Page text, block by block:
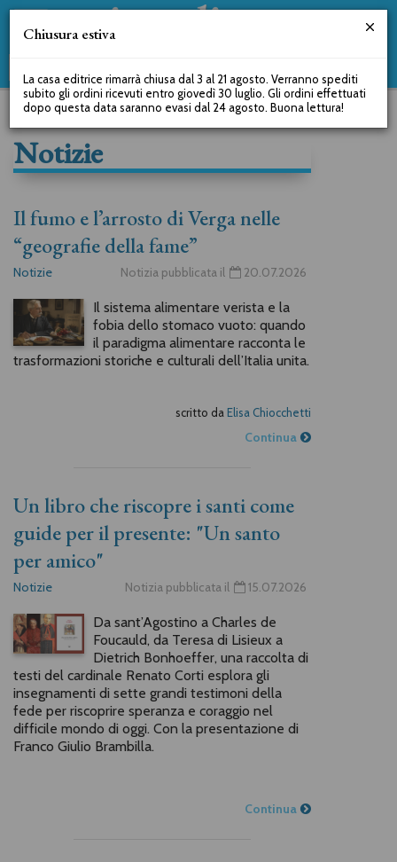
Notizie
Il fumo e l’arrosto di Verga nelle
“geografie della fame”
Notizie Notizia pubblicata il 20.07.2026
Il sistema alimentare verista e la
fobia dello stomaco vuoto: quando
il paradigma alimentare racconta le
trasformazioni storiche e culturali dell’Italia unita.
scritto da Elisa Chiocchetti
Continua
Un libro che riscopre i santi come
guide per il presente: "Un santo
per amico"
Notizie Notizia pubblicata il 15.07.2026
Da sant’Agostino a Charles de
Foucauld, da Teresa di Lisieux a
Dietrich Bonhoeffer, una raccolta di
testi del cardinale Renato Corti esplora gli
insegnamenti di sette grandi testimoni della
fede per riscoprire speranza e coraggio nel
difficile mondo di oggi. Con la presentazione di
Franco Giulio Brambilla.
Continua
Chiusura estiva
La casa editrice rimarrà chiusa dal 3 al 21 agosto. Verranno spediti
subito gli ordini ricevuti entro giovedì 30 luglio. Gli ordini effettuati
dopo questa data saranno evasi dal 24 agosto. Buona lettura!